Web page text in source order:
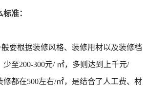
准：
要根据装修风格、装修用材以及装修档
至200-300元/ ㎡，多则达到上千元/
修都在500左右/㎡，是结合了人工费、材